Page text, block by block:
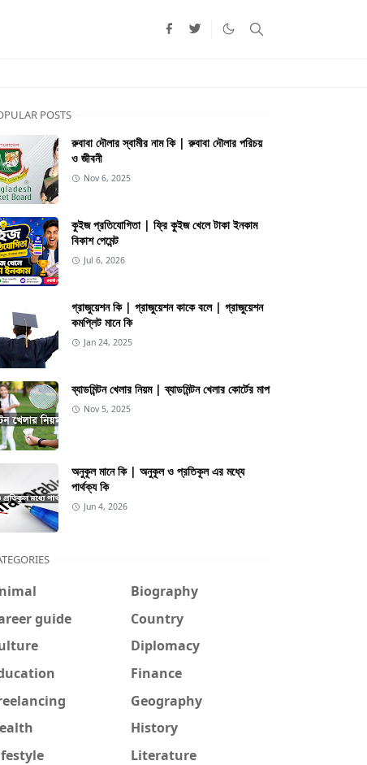
POSTS
রুবাবা দৌলার স্বামীর নাম কি | রুবাবা দৌলার পরিচয়
ও জীবনী
Nov 6, 2025
কুইজ প্রতিযোগিতা | ফ্রি কুইজ খেলে টাকা ইনকাম
বিকাশ পেমেন্ট
Jul 6, 2026
গ্রাজুয়েশন কি | গ্রাজুয়েশন কাকে বলে | গ্রাজুয়েশন
কমপ্লিট মানে কি
Jan 24, 2025
ব্যাডমিন্টন খেলার নিয়ম | ব্যাডমিন্টন খেলার কোর্টের মাপ
Nov 5, 2025
অনুকূল মানে কি | অনুকূল ও প্রতিকূল এর মধ্যে
পার্থক্য কি
Jun 4, 2026
Biography
guide
Country
Diplomacy
Finance
Geography
History
Literature